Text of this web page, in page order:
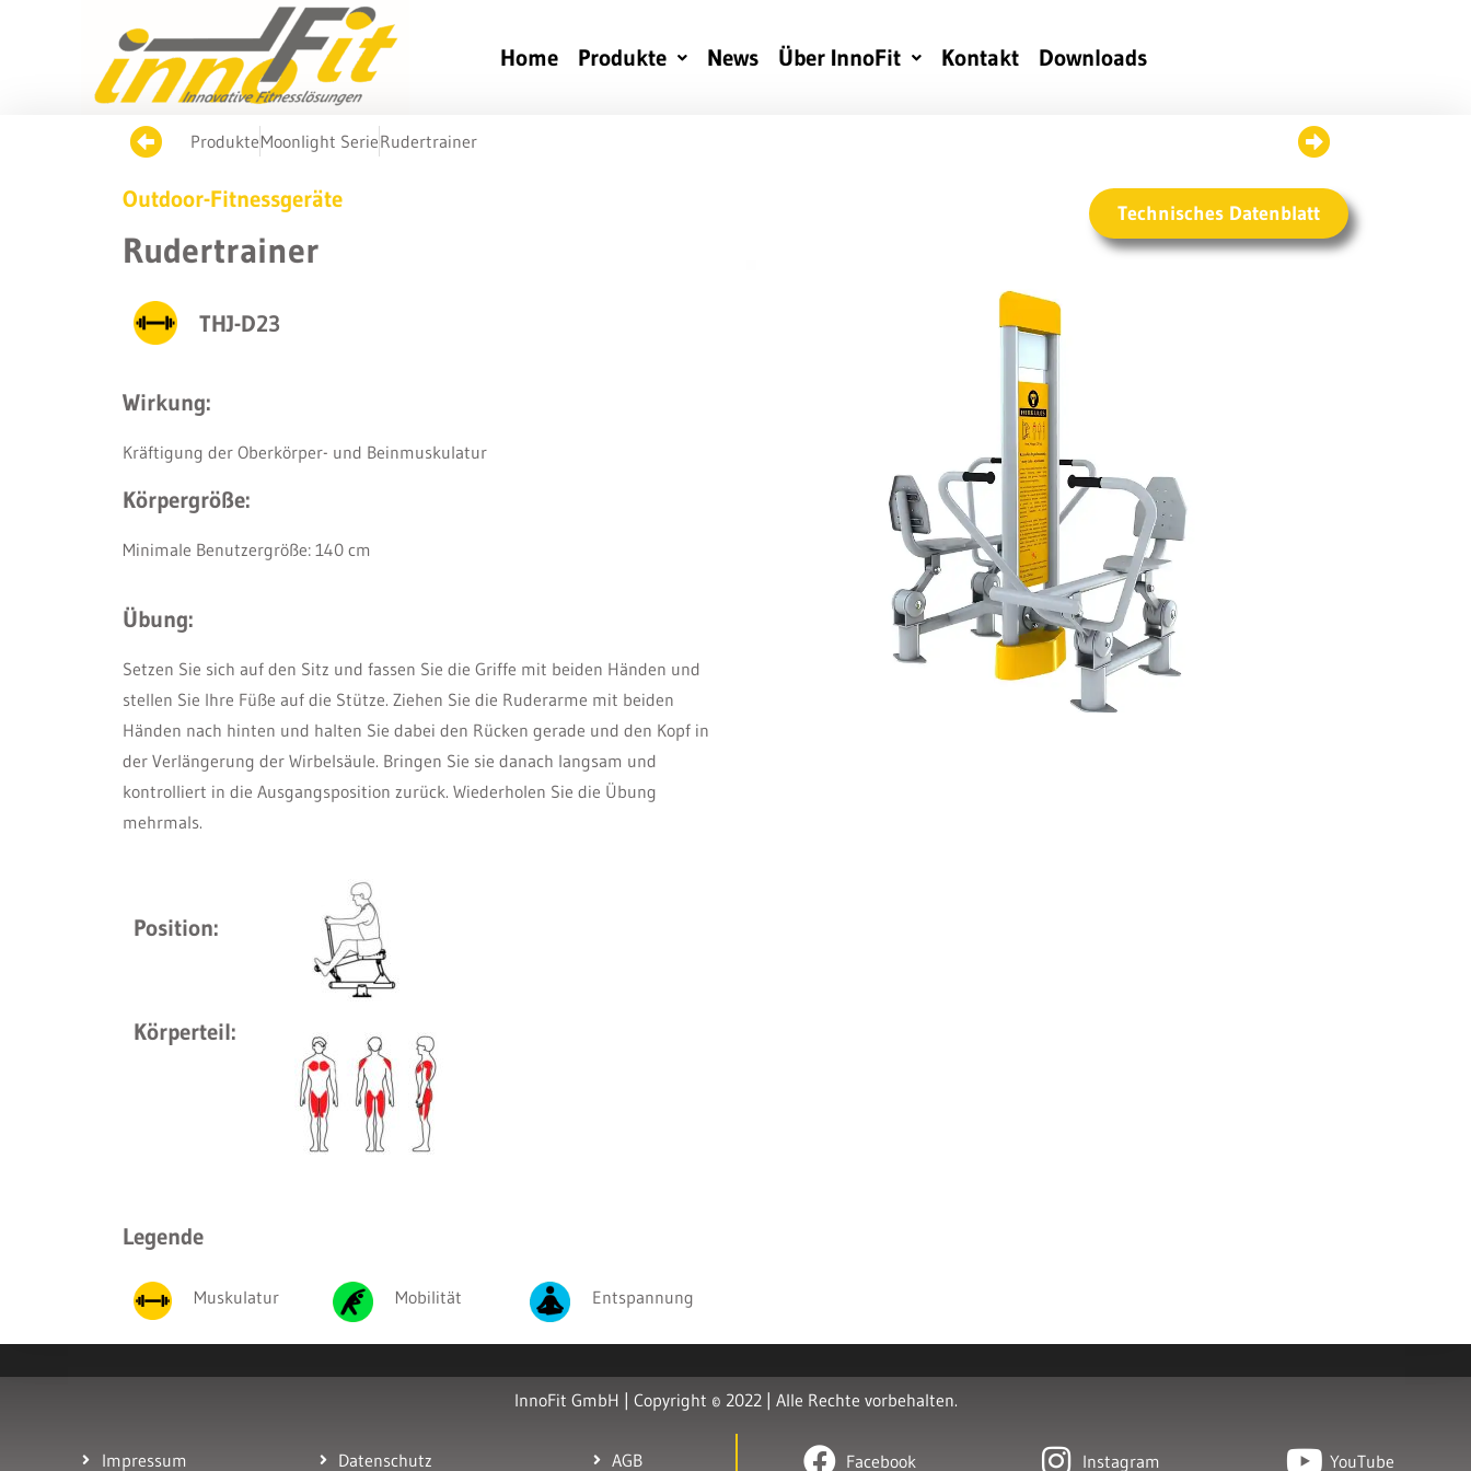
Home Produkte News Über InnoFit Kontakt Downloads
ProdukteMoonlight SerieRudertrainer
Outdoor-Fitnessgeräte
Rudertrainer
THJ-D23
Wirkung:
Kräftigung der Oberkörper- und Beinmuskulatur
Körpergröße:
Minimale Benutzergröße: 140 cm
Übung:
Setzen Sie sich auf den Sitz und fassen Sie die Griffe mit beiden Händen und
stellen Sie Ihre Füße auf die Stütze. Ziehen Sie die Ruderarme mit beiden
Händen nach hinten und halten Sie dabei den Rücken gerade und den Kopf in
der Verlängerung der Wirbelsäule. Bringen Sie sie danach langsam und
kontrolliert in die Ausgangsposition zurück. Wiederholen Sie die Übung
mehrmals.
Position:
Körperteil:
Legende
Muskulatur Mobilität Entspannung
Technisches Datenblatt
InnoFit GmbH | Copyright © 2022 | Alle Rechte vorbehalten.
Impressum Datenschutz AGB Facebook Instagram YouTube